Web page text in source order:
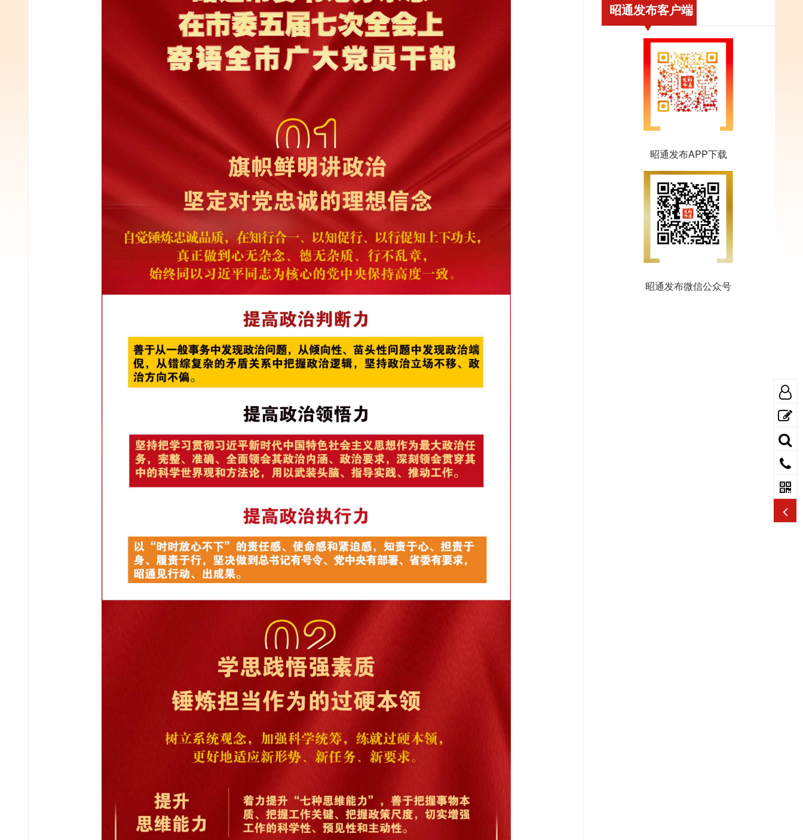
昭通发布客户端
昭通发布APP下载
昭通发布微信公众号